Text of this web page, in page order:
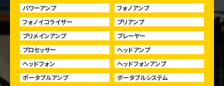
パワーアンプ
フォノアンプ
フォノイコライザー
プリアンプ
プリメインアンプ
プレーヤー
プロセッサー
ヘッドアンプ
ヘッドフォン
ヘッドフォンアンプ
ポータブルアンプ
ポータブルシステム